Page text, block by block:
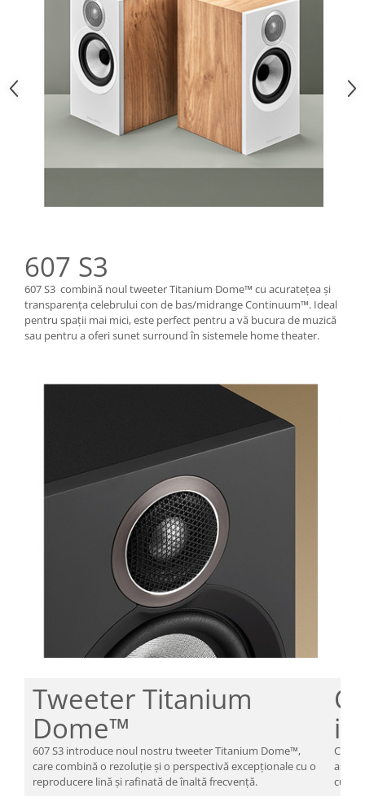
607 S3
607 S3 combină noul tweeter Titanium Dome™ cu acuratețea și
transparența celebrului con de bas/midrange Continuum™. Ideal
pentru spații mai mici, este perfect pentru a vă bucura de muzică
sau pentru a oferi sunet surround în sistemele home theater.
Tweeter Titanium
Dome™
607 S3 introduce noul nostru tweeter Titanium Dome™,
care combină o rezoluție și o perspectivă excepționale cu o
reproducere lină și rafinată de înaltă frecvență.